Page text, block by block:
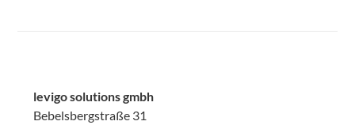
levigo solutions gmbh
Bebelsbergstraße 31